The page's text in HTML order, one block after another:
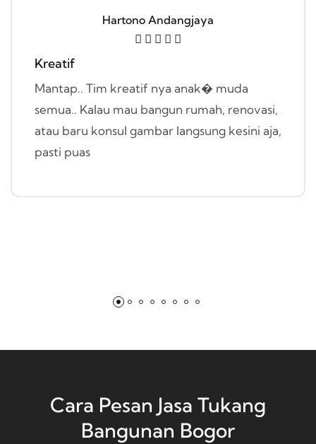
Hartono Andangjaya
Kreatif
Mantap.. Tim kreatif nya anak� muda
semua.. Kalau mau bangun rumah, renovasi,
atau baru konsul gambar langsung kesini aja,
pasti puas
Cara Pesan Jasa Tukang
Bangunan Bogor